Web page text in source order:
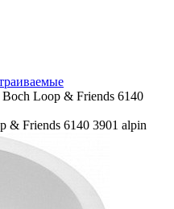
Loop & Friends 6140
Friends 6140 3901 alpin